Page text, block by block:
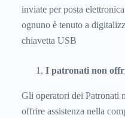
inviate per posta
ognuno è tenuto a
chiavetta USB
I patronati non
Gli operatori dei Patronati
offrire assistenza nella